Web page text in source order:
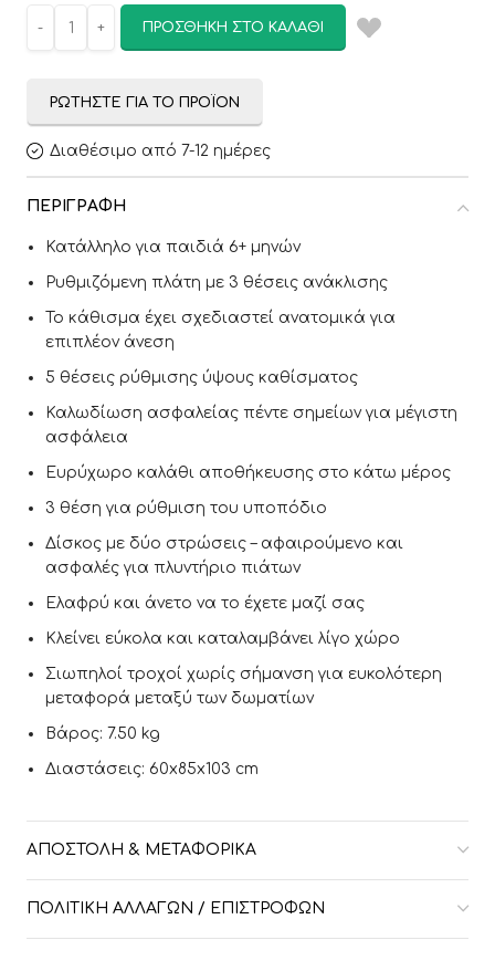
ΠΡΟΣΘΉΚΗ ΣΤΟ ΚΑΛΆΘΙ
ΡΩΤΉΣΤΕ ΓΙΑ ΤΟ ΠΡΟΪΌΝ
Διαθέσιμο από 7-12 ημέρες
ΠΕΡΙΓΡΑΦΉ
Κατάλληλο για παιδιά 6+ μηνών
Ρυθμιζόμενη πλάτη με 3 θέσεις ανάκλισης
Το κάθισμα έχει σχεδιαστεί ανατομικά για
επιπλέον άνεση
5 θέσεις ρύθμισης ύψους καθίσματος
Καλωδίωση ασφαλείας πέντε σημείων για μέγιστη
ασφάλεια
Ευρύχωρο καλάθι αποθήκευσης στο κάτω μέρος
3 θέση για ρύθμιση του υποπόδιο
Δίσκος με δύο στρώσεις – αφαιρούμενο και
ασφαλές για πλυντήριο πιάτων
Ελαφρύ και άνετο να το έχετε μαζί σας
Κλείνει εύκολα και καταλαμβάνει λίγο χώρο
Σιωπηλοί τροχοί χωρίς σήμανση για ευκολότερη
μεταφορά μεταξύ των δωματίων
Βάρος: 7.50 kg
Διαστάσεις: 60x85x103 cm
ΑΠΟΣΤΟΛΉ & ΜΕΤΑΦΟΡΙΚΆ
ΠΟΛΙΤΙΚΉ ΑΛΛΑΓΏΝ / ΕΠΙΣΤΡΟΦΏΝ